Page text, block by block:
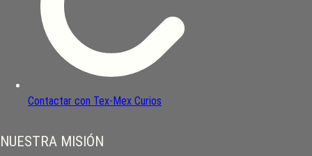
Contactar con Tex-Mex Curios
NUESTRA MISIÓN